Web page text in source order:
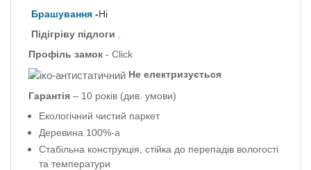
Брашування -Ні
Підігріву підлоги
Профіль замок - Click
Не електризується
Гарантія – 10 років (див. умови)
Екологічний чистий паркет
Деревина 100%-а
Стабільна конструкція, стійка до перепадів вологості
та температури